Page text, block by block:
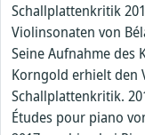
Schallplattenkritik
Violinsonaten von
Seine Aufnahme des
Korngold erhielt den
Schallplattenkritik.
Études pour piano